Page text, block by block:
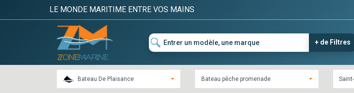
LE MONDE MARITIME ENTRE VOS MAINS
+ de Filtres
Bateau De Plaisance Bateau pêche promenade